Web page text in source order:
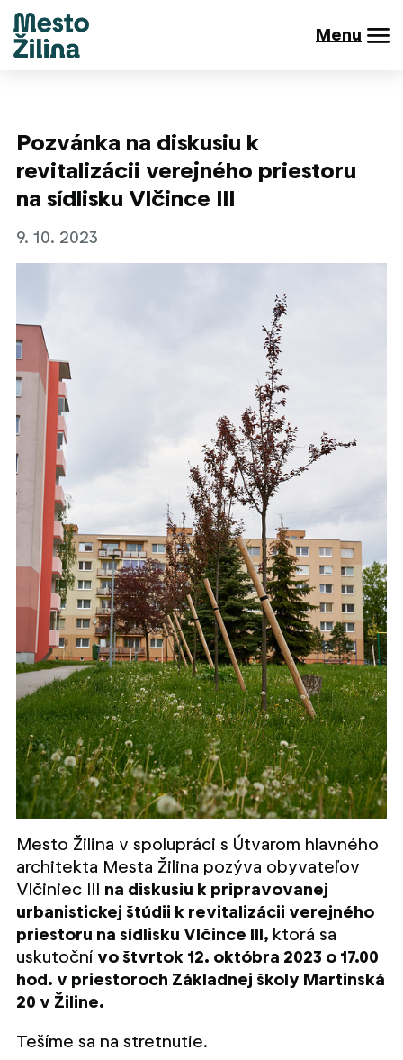
Menu
Pozvánka na diskusiu k
revitalizácii verejného priestoru
na sídlisku Vlčince III
9. 10. 2023
Mesto Žilina v spolupráci s Útvarom hlavného
architekta Mesta Žilina pozýva obyvateľov
Vlčiniec III na diskusiu k pripravovanej
urbanistickej štúdii k revitalizácii verejného
priestoru na sídlisku Vlčince III, ktorá sa
uskutoční vo štvrtok 12. októbra 2023 o 17.00
hod. v priestoroch Základnej školy Martinská
20 v Žiline.
Tešíme sa na stretnutie.